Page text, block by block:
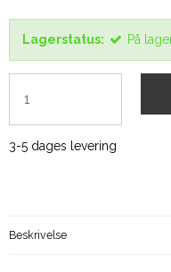
Lagerstatus: På
3-5 dages levering
Beskrivelse